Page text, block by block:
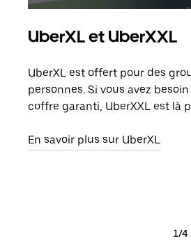
UberXL et UberXXL
UberXL est offert pour des
personnes. Si vous avez
coffre garanti, UberXXL est là
En savoir plus sur UberXL
1/4